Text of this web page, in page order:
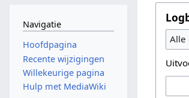
Alle
Navigatie
Hoofdpagina
Recente wijzigingen
Willekeurige pagina
Hulp met MediaWiki